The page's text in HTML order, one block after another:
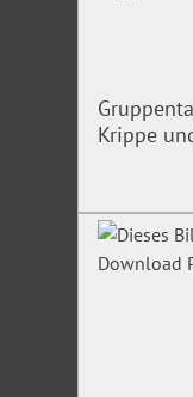
Krippe